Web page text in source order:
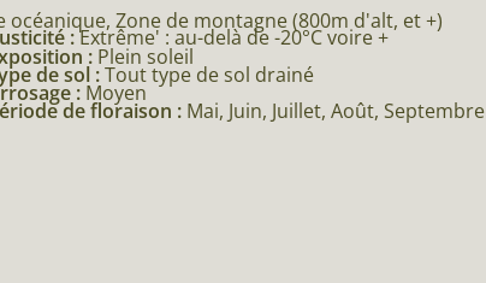
océanique, Zone de montagne (800m d'alt, et +)
:Extrême' : au-delà de -20°C voire +
: Plein soleil
de sol :Tout type de sol drainé
: Moyen
de floraison : Mai, Juin, Juillet, Août, Septembre